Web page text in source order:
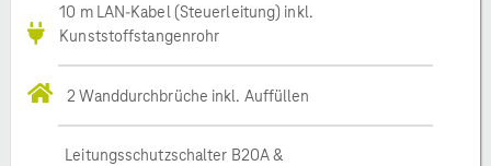
10 m LAN-Kabel (Steuerleitung) inkl.
Kunststoffstangenrohr
2 Wanddurchbrüche inkl. Auffüllen
Leitungsschutzschalter B20A &